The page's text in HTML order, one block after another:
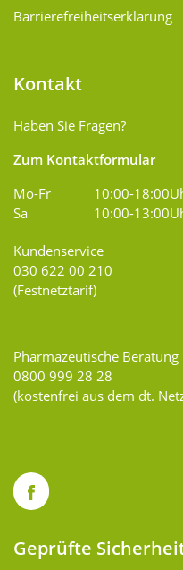
Barrierefreiheitserklärung
Kontakt
Haben Sie Fragen?
Zum Kontaktformular
Mo-Fr
10:00-
Sa
10:00-
Kundenservice
030 622 00 210
(Festnetztarif)
Pharmazeutische Beratung
0800 999 28 28
(kostenfrei aus dem dt.
Geprüfte